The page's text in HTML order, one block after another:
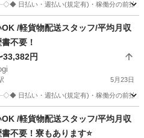
・週払い(規定有)・稼働分の前払
OK /軽貨物配送スタッフ/平均月収
不要！
33,382円
5月23日
・週払い(規定有)・稼働分の前払
スタッフ
OK /軽貨物配送スタッフ/平均月収
不要！寮もあります⭐️